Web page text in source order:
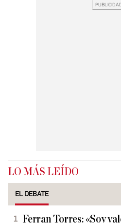
LO MÁS LEÍDO
EL DEBATE
Ferran Torres: «Soy